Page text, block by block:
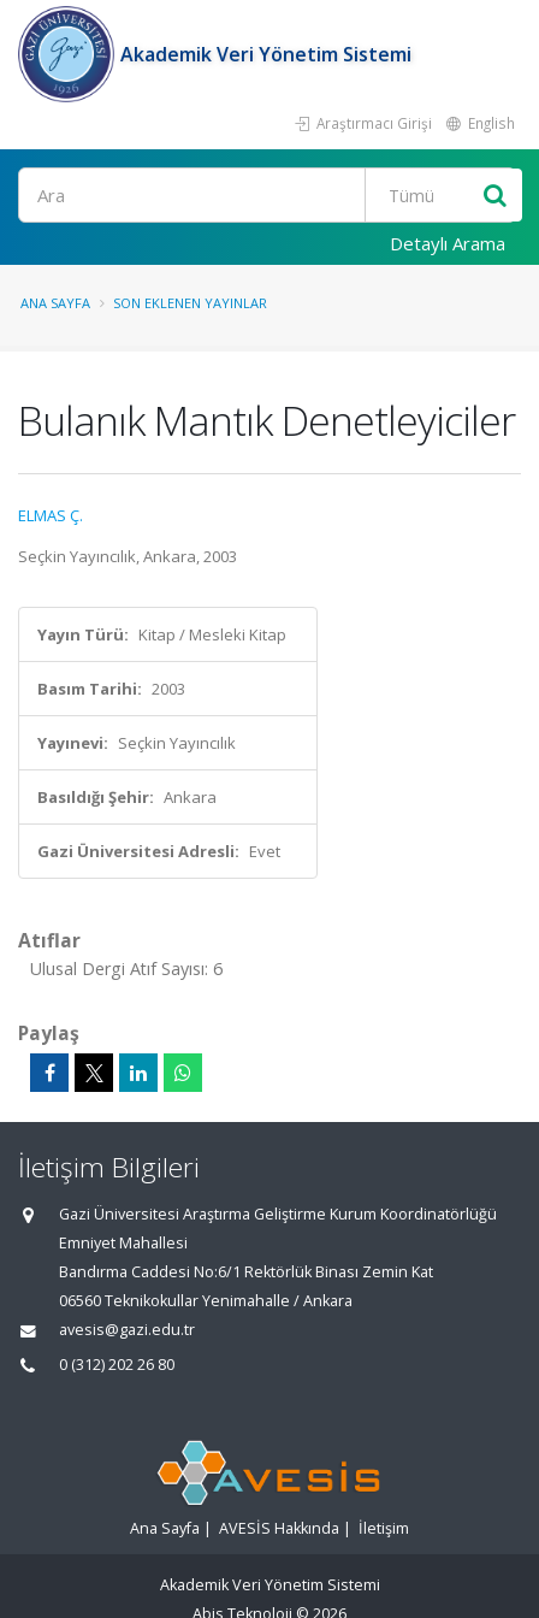
Akademik Veri Yönetim Sistemi
Araştırmacı Girişi English
Ara
Detaylı Arama
ANA SAYFA SON EKLENEN YAYINLAR
Bulanık Mantık Denetleyiciler
ELMAS Ç.
Seçkin Yayıncılık, Ankara, 2003
Yayın Türü: Kitap / Mesleki Kitap
Basım Tarihi: 2003
Yayınevi: Seçkin Yayıncılık
Basıldığı Şehir: Ankara
Gazi Üniversitesi Adresli: Evet
Atıflar
Ulusal Dergi Atıf Sayısı: 6
Paylaş
İletişim Bilgileri
Gazi Üniversitesi Araştırma Geliştirme Kurum Koordinatörlüğü
Emniyet Mahallesi
Bandırma Caddesi No:6/1 Rektörlük Binası Zemin Kat
06560 Teknikokullar Yenimahalle / Ankara
avesis@gazi.edu.tr
0 (312) 202 26 80
Ana Sayfa | AVESİS Hakkında | İletişim
Akademik Veri Yönetim Sistemi
Abis Teknoloji © 2026